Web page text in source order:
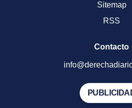
Sitemap
RSS
Contacto